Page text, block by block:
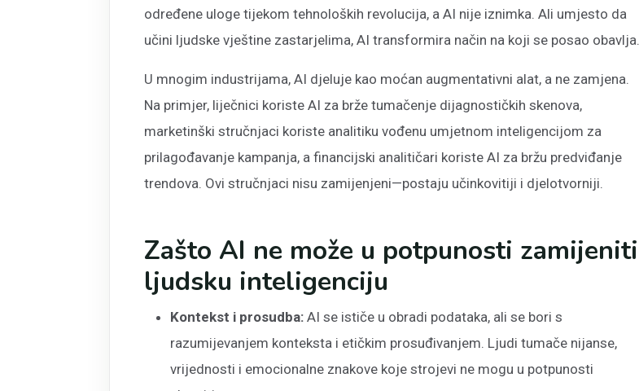
određene uloge tijekom tehnoloških revolucija, a AI nije iznimka. Ali umjesto da
učini ljudske vještine zastarjelima, AI transformira način na koji se posao obavlja.
U mnogim industrijama, AI djeluje kao moćan augmentativni alat, a ne zamjena.
Na primjer, liječnici koriste AI za brže tumačenje dijagnostičkih skenova,
marketinški stručnjaci koriste analitiku vođenu umjetnom inteligencijom za
prilagođavanje kampanja, a financijski analitičari koriste AI za bržu predviđanje
trendova. Ovi stručnjaci nisu zamijenjeni—postaju učinkovitiji i djelotvorniji.
Zašto AI ne može u potpunosti zamijeniti
ljudsku inteligenciju
Kontekst i prosudba: AI se ističe u obradi podataka, ali se bori s
razumijevanjem konteksta i etičkim prosuđivanjem. Ljudi tumače nijanse,
vrijednosti i emocionalne znakove koje strojevi ne mogu u potpunosti